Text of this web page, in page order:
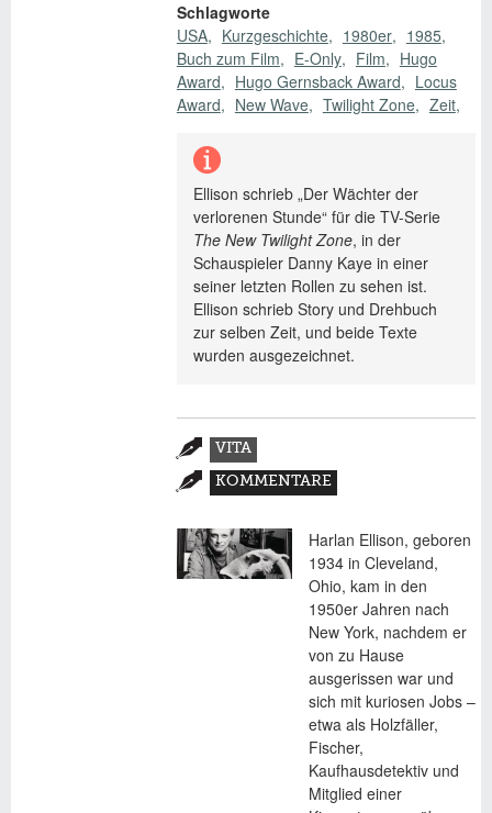
Schlagworte
USA
Kurzgeschichte 1980er
1985
Buch zum Film
E-Only Film
Hugo
Award
Hugo Gernsback Award
Locus
Award
New Wave Twilight Zone Zeit
Ellison schrieb „Der Wächter der
verlorenen Stunde“ für die TV-Serie
The New Twilight Zone, in der
Schauspieler Danny Kaye in einer
seiner letzten Rollen zu sehen ist.
Ellison schrieb Story und Drehbuch
zur selben Zeit, und beide Texte
wurden ausgezeichnet.
Zusatzmaterial
VITA
(AKTIVER
REITER)
KOMMENTARE
Harlan Ellison, geboren
1934 in Cleveland,
Ohio, kam in den
1950er Jahren nach
New York, nachdem er
von zu Hause
ausgerissen war und
sich mit kuriosen Jobs –
etwa als Holzfäller,
Fischer,
Kaufhausdetektiv und
Mitglied einer